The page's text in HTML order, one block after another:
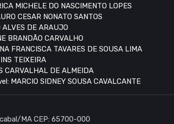
MICHELE DO NASCIMENTO LOPES
CESAR NONATO SANTOS
DE ARAUJO
BRANDÃO CARVALHO
FRANCISCA TAVARES DE SOUSA LIMA
TEIXEIRA
CARVALHAL DE ALMEIDA
MARCIO SIDNEY SOUSA CAVALCANTE
MA CEP: 65700-000